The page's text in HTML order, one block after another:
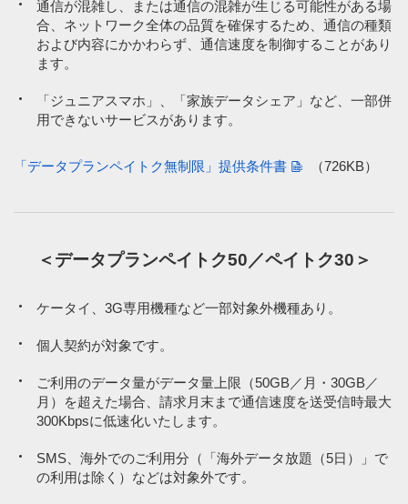
合あり。直近30日間で300GB超の場合、通常利用に影響のない範
囲（最大4.5Mbps）で速度制御。
「PayPayクレジット」「PayPay残高」「PayPayポイント」以
外のPayPayカード、PayPayカード ゴールド、PayPay残高カー
購入・他社カード利用券でのお支払いは対象外。
PayPayほけん
PayPayポイントおよびPayPayマネーでのPayPayカードの請求金額
の支払い
資産運用・投資サービス
ポイント運用
ソフトバンク／ワイモバイル／LINEMOの携帯電話料金
ペイトク50 9,075円／月
データプラン
※2 1,078円／月
（3回線以上）
ペイトク30 7,975円／月
データプラン
※2 1,078円／月
（3回線以上）
通信が混雑し、または通信の混雑が⽣じる可能性がある場
合、ネットワーク全体の品質を確保するため、通信の種類
および内容にかかわらず、通信速度を制御することがあり
ます。
「ジュニアスマホ」、「家族データシェア」など、一部併
用できないサービスがあります。
「データプランペイトク無制限」提供条件書 （726KB）
＜データプランペイトク50／ペイトク30＞
ケータイ、3G専用機種など一部対象外機種あり。
個人契約が対象です。
ご利用のデータ量がデータ量上限（50GB／月・30GB／
月）を超えた場合、請求月末まで通信速度を送受信時最大
300Kbpsに低速化いたします。
SMS、海外でのご利用分（「海外データ放題（5日）」で
の利用は除く）などは対象外です。